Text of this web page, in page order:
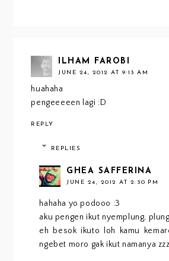
ILHAM FAROBI
JUNE 24, 2012 AT 9:13 AM
huahaha
pengeeeeen lagi :D
REPLY
REPLIES
GHEA SAFFERINA
JUNE 24, 2012 AT 2:30 PM
hahaha yo podooo :3
aku pengen ikut nyemplung,
eh besok ikuto loh kamu
ngebet moro gak ikut namanya